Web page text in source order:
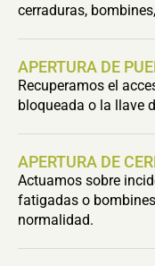
cerraduras,
APERTURA DE
Recuperamos el
bloqueada o la llave
APERTURA DE
Actuamos sobre
fatigadas o
normalidad.